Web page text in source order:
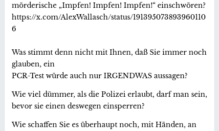
mörderische „Impfen! Impfen! Impfen!“ einschwören?
https://x.com/AlexWallasch/status/191395073893960110
6
Was stimmt denn nicht mit Ihnen, daß Sie immer noch
glauben, ein
PCR-Test würde auch nur IRGENDWAS aussagen?
Wie viel dümmer, als die Polizei erlaubt, darf man sein,
bevor sie einen deswegen einsperren?
Wie schaffen Sie es überhaupt noch, mit Händen, an